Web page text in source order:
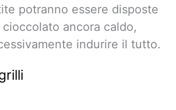
potranno essere disposte
ancora caldo,
indurire il tutto.